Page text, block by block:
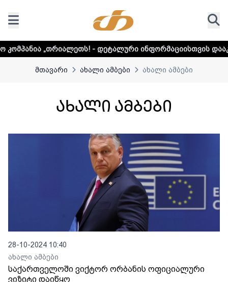
ინფორმაციისთვის დააკლიკეთ ლინკს
მთავარი ახალი ამბები ახალი ამბები
ახალი ამბები
28-10-2024 10:40
ახალი ამბები
საქართველოში ვიქტორ ორბანის ოფიციალური
ვიზიტი დაიწყო